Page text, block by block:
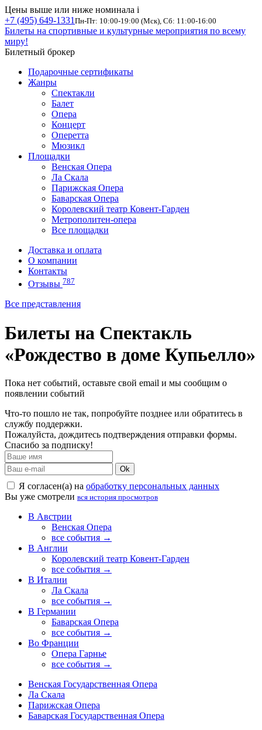
Цены выше или ниже номинала i
+7 (495) 649-1331 Пн-Пт: 10:00-19:00 (Мск), Сб: 11:00-16:00
Билеты на спортивные и культурные мероприятия по всему
миру!
Билетный брокер
Подарочные сертификаты
Жанры
Спектакли
Балет
Опера
Концерт
Оперетта
Мюзикл
Площадки
Венская Опера
Ла Скала
Парижская Опера
Баварская Опера
Королевский театр Ковент-Гарден
Метрополитен-опера
Все площадки
Доставка и оплата
О компании
Контакты
Отзывы 787
Все представления
Билеты на Спектакль
«Рождество в доме Купьелло»
Пока нет событий, оставьте свой email и мы сообщим о
появлении событий
Что-то пошло не так, попробуйте позднее или обратитесь в
службу поддержки.
Пожалуйста, дождитесь подтверждения отправки формы.
Спасибо за подписку!
Ok
Я согласен(а) на обработку персональных данных
Вы уже смотрели вся история просмотров
В Австрии
Венская Опера
все события →
В Англии
Королевский театр Ковент-Гарден
все события →
В Италии
Ла Скала
все события →
В Германии
Баварская Опера
все события →
Во Франции
Опера Гарнье
все события →
Венская Государственная Опера
Ла Скала
Парижская Опера
Баварская Государственная Опера